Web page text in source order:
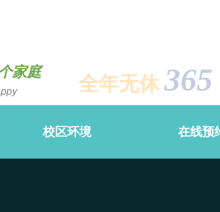
家庭
全年无休365
校区环境 在线预